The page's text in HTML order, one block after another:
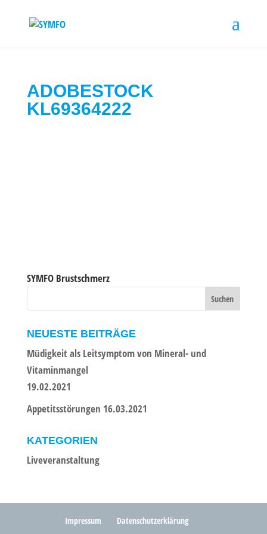
ADOBESTOCK
KL69364222
SYMFO Brustschmerz
NEUESTE BEITRÄGE
Müdigkeit als Leitsymptom von Mineral- und
Vitaminmangel
19.02.2021
Appetitsstörungen 16.03.2021
KATEGORIEN
Liveveranstaltung
Impressum
Datenschutzerklärung